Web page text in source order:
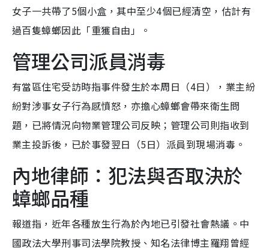
女子一共帶了5個小盒，其中至少4個已經清空，估計有
過百隻蟑螂因此「重獲自由」。
管理公司派員消毒
有當區住宅受訪時指事件發生於本周日（4日），業主紛
紛對涉事女子行為感憤怒，亦擔心蟑螂會帶來衛生問
題，已將情況向物業管理公司反映；管理公司則指收到
業主投訴後，已於事發翌日（5日）派員到現場消毒。
內地律師：犯法與否取決於
蟑螂品種
報道指，近年各種放生行為於內地已引發社會熱議。中
國政法大學刑事司法學院教授、知名法律博主羅翔曾經